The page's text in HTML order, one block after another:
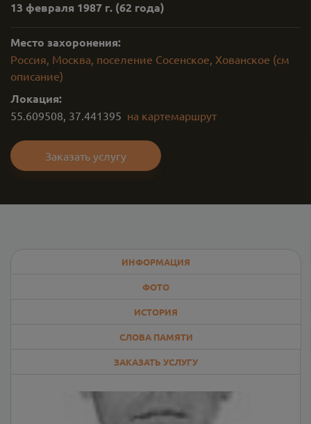
13 февраля 1987 г. (62 года)
Место захоронения:
Россия, Москва, поселение Сосенское, Хованское (см
описание)
Локация:
55.609508, 37.441395 на картемаршрут
Заказать услугу
ИНФОРМАЦИЯ
ФОТО
ИСТОРИЯ
СЛОВА ПАМЯТИ
ЗАКАЗАТЬ УСЛУГУ